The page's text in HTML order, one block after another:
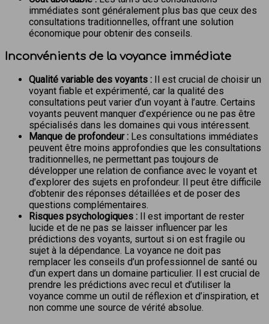
immédiates sont généralement plus bas que ceux des
consultations traditionnelles, offrant une solution
économique pour obtenir des conseils.
Inconvénients de la voyance immédiate
Qualité variable des voyants : Il est crucial de choisir un
voyant fiable et expérimenté, car la qualité des
consultations peut varier d’un voyant à l’autre. Certains
voyants peuvent manquer d’expérience ou ne pas être
spécialisés dans les domaines qui vous intéressent.
Manque de profondeur : Les consultations immédiates
peuvent être moins approfondies que les consultations
traditionnelles, ne permettant pas toujours de
développer une relation de confiance avec le voyant et
d’explorer des sujets en profondeur. Il peut être difficile
d’obtenir des réponses détaillées et de poser des
questions complémentaires.
Risques psychologiques : Il est important de rester
lucide et de ne pas se laisser influencer par les
prédictions des voyants, surtout si on est fragile ou
sujet à la dépendance. La voyance ne doit pas
remplacer les conseils d’un professionnel de santé ou
d’un expert dans un domaine particulier. Il est crucial de
prendre les prédictions avec recul et d’utiliser la
voyance comme un outil de réflexion et d’inspiration, et
non comme une source de vérité absolue.